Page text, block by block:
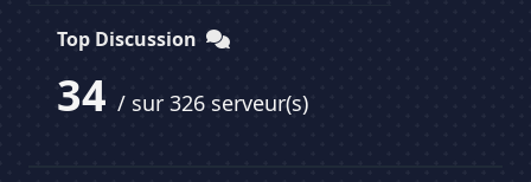
Top Discussion
34 / sur 326 serveur(s)